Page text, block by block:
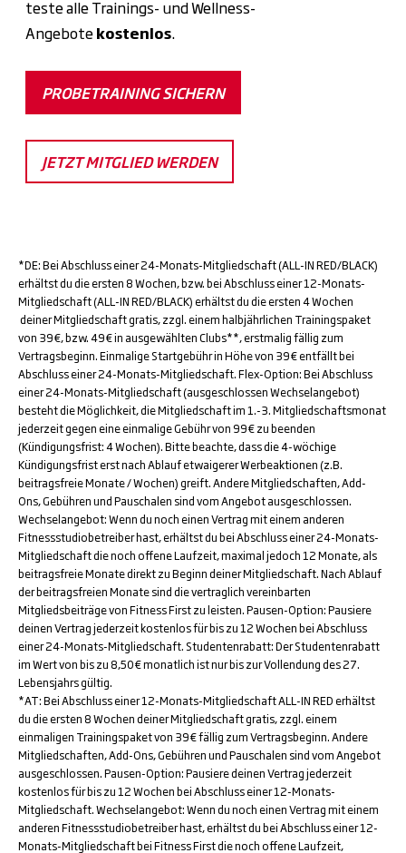
teste alle Trainings- und Wellness-
Angebotekostenlos.
PROBETRAINING SICHERN
JETZT MITGLIED WERDEN
*DE: Bei Abschluss einer 24-Monats-Mitgliedschaft (ALL-IN RED/BLACK)
erhältst du die ersten 8 Wochen, bzw. bei Abschluss einer 12-Monats-
Mitgliedschaft (ALL-IN RED/BLACK) erhältst du die ersten 4 Wochen
deiner Mitgliedschaft gratis, zzgl. einem halbjährlichen Trainingspaket
von 39€, bzw. 49€ in ausgewählten Clubs**, erstmalig fällig zum
Vertragsbeginn. Einmalige Startgebühr in Höhe von 39€ entfällt bei
Abschluss einer 24-Monats-Mitgliedschaft. Flex-Option: Bei Abschluss
einer 24-Monats-Mitgliedschaft (ausgeschlossen Wechselangebot)
besteht die Möglichkeit, die Mitgliedschaft im 1.-3. Mitgliedschaftsmonat
jederzeit gegen eine einmalige Gebühr von 99€ zu beenden
(Kündigungsfrist: 4 Wochen). Bitte beachte, dass die 4-wöchige
Kündigungsfrist erst nach Ablauf etwaigerer Werbeaktionen (z.B.
beitragsfreie Monate / Wochen) greift. Andere Mitgliedschaften, Add-
Ons, Gebühren und Pauschalen sind vom Angebot ausgeschlossen.
Wechselangebot: Wenn du noch einen Vertrag mit einem anderen
Fitnessstudiobetreiber hast, erhältst du bei Abschluss einer 24-Monats-
Mitgliedschaft die noch offene Laufzeit, maximal jedoch 12 Monate, als
beitragsfreie Monate direkt zu Beginn deiner Mitgliedschaft. Nach Ablauf
der beitragsfreien Monate sind die vertraglich vereinbarten
Mitgliedsbeiträge von Fitness First zu leisten. Pausen-Option: Pausiere
deinen Vertrag jederzeit kostenlos für bis zu 12 Wochen bei Abschluss
einer 24-Monats-Mitgliedschaft. Studentenrabatt: Der Studentenrabatt
im Wert von bis zu 8,50€ monatlich ist nur bis zur Vollendung des 27.
Lebensjahrs gültig.
*AT: Bei Abschluss einer 12-Monats-Mitgliedschaft ALL-IN RED erhältst
du die ersten 8 Wochen deiner Mitgliedschaft gratis, zzgl. einem
einmaligen Trainingspaket von 39€ fällig zum Vertragsbeginn. Andere
Mitgliedschaften, Add-Ons, Gebühren und Pauschalen sind vom Angebot
ausgeschlossen. Pausen-Option: Pausiere deinen Vertrag jederzeit
kostenlos für bis zu 12 Wochen bei Abschluss einer 12-Monats-
Mitgliedschaft. Wechselangebot: Wenn du noch einen Vertrag mit einem
anderen Fitnessstudiobetreiber hast, erhältst du bei Abschluss einer 12-
Monats-Mitgliedschaft bei Fitness First die noch offene Laufzeit,